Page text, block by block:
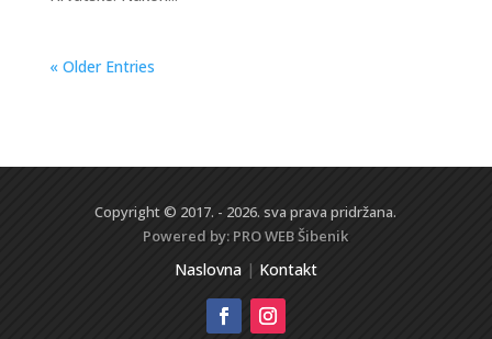
« Older Entries
Copyright © 2017. - 2026. sva prava pridržana.
Powered by: PRO WEBŠibenik
Naslovna| Kontakt